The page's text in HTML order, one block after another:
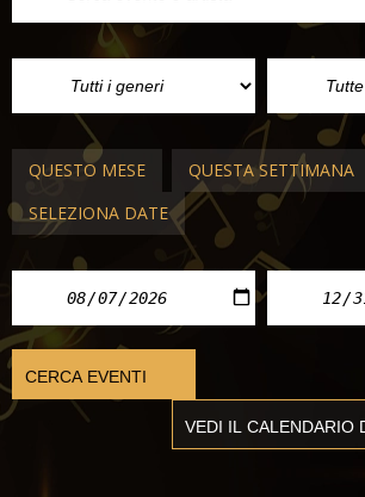
QUESTO MESE
QUESTA SETTIMANA
SELEZIONA DATE